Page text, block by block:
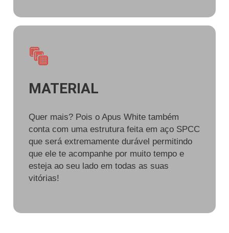
MATERIAL
Quer mais? Pois o Apus White também
conta com uma estrutura feita em aço SPCC
que será extremamente durável permitindo
que ele te acompanhe por muito tempo e
esteja ao seu lado em todas as suas
vitórias!